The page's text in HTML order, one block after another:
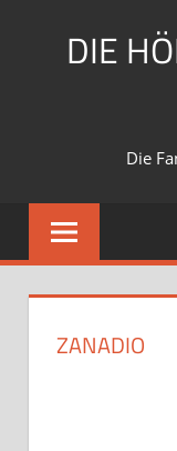
DIE
Die
ZANADIO